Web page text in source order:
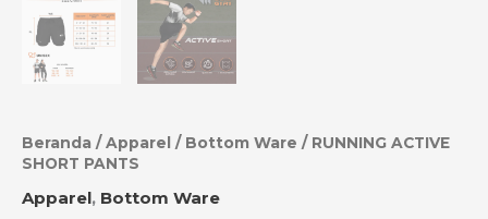
Beranda /Apparel / Bottom Ware / RUNNING ACTIVE
SHORT PANTS
Apparel, Bottom Ware